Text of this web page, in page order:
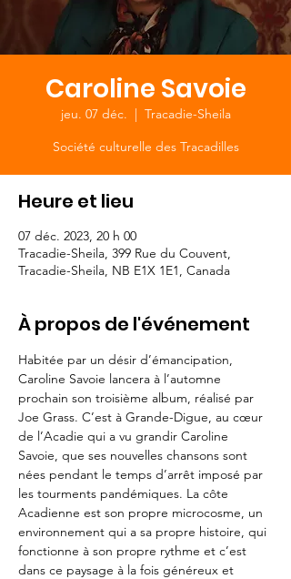
Caroline Savoie
jeu. 07 déc.
  |
Tracadie-Sheila
Société culturelle des Tracadilles
Heure et lieu
07 déc. 2023, 20 h 00
Tracadie-Sheila, 399 Rue du Couvent,
Tracadie-Sheila, NB E1X 1E1, Canada
À propos de l'événement
Habitée par un désir d’émancipation,
Caroline Savoie lancera à l’automne
prochain son troisième album, réalisé par
Joe Grass. C’est à Grande-Digue, au cœur
de l’Acadie qui a vu grandir Caroline
Savoie, que ses nouvelles chansons sont
nées pendant le temps d’arrêt imposé par
les tourments pandémiques. La côte
Acadienne est son propre microcosme, un
environnement qui a sa propre histoire, qui
fonctionne à son propre rythme et c’est
dans ce paysage à la fois généreux et